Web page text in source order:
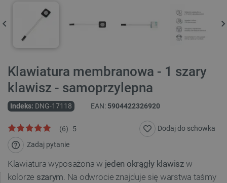
Klawiatura membranowa - 1 szary
klawisz - samoprzylepna
Indeks: DNG-17118 EAN: 5904422326920
5
(6)
Zadaj pytanie
Dodaj do schowka
Klawiatura wyposażona w jeden okrągły klawiszw
kolorze szarym. Na odwrocie znajduje się warstwa taśmy